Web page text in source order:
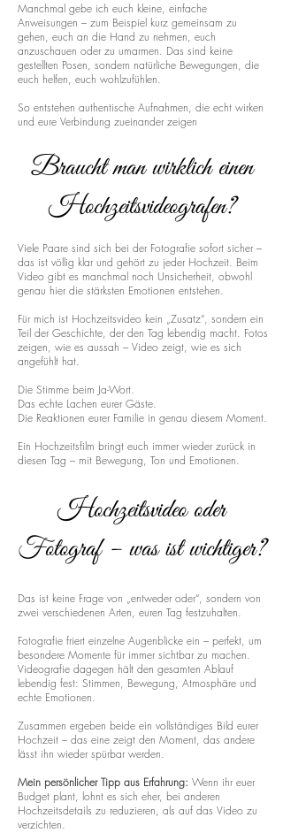
Manchmal gebe ich euch kleine, einfache
Anweisungen – zum Beispiel kurz gemeinsam zu
gehen, euch an die Hand zu nehmen, euch
anzuschauen oder zu umarmen. Das sind keine
gestellten Posen, sondern natürliche Bewegungen, die
euch helfen, euch wohlzufühlen.
So entstehen authentische Aufnahmen, die echt wirken
und eure Verbindung zueinander zeigen
Braucht man wirklich einen
Hochzeitsvideografen?
Viele Paare sind sich bei der Fotografie sofort sicher –
das ist völlig klar und gehört zu jeder Hochzeit. Beim
Video gibt es manchmal noch Unsicherheit, obwohl
genau hier die stärksten Emotionen entstehen.
Für mich ist Hochzeitsvideo kein „Zusatz“, sondern ein
Teil der Geschichte, der den Tag lebendig macht. Fotos
zeigen, wie es aussah – Video zeigt, wie es sich
angefühlt hat.
Die Stimme beim Ja-Wort.
Das echte Lachen eurer Gäste.
Die Reaktionen eurer Familie in genau diesem Moment.
Ein Hochzeitsfilm bringt euch immer wieder zurück in
diesen Tag – mit Bewegung, Ton und Emotionen.
Hochzeitsvideo oder
Fotograf – was ist wichtiger?
Das ist keine Frage von „entweder oder“, sondern von
zwei verschiedenen Arten, euren Tag festzuhalten.
Fotografie friert einzelne Augenblicke ein – perfekt, um
besondere Momente für immer sichtbar zu machen.
Videografie dagegen hält den gesamten Ablauf
lebendig fest: Stimmen, Bewegung, Atmosphäre und
echte Emotionen.
Zusammen ergeben beide ein vollständiges Bild eurer
Hochzeit – das eine zeigt den Moment, das andere
lässt ihn wieder spürbar werden.
Mein persönlicher Tipp aus Erfahrung: Wenn ihr euer
Budget plant, lohnt es sich eher, bei anderen
Hochzeitsdetails zu reduzieren, als auf das Video zu
verzichten.